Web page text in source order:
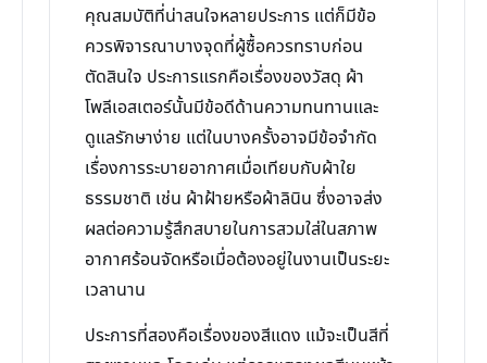
คุณสมบัติที่น่าสนใจหลายประการ แต่ก็มีข้อ
ควรพิจารณาบางจุดที่ผู้ซื้อควรทราบก่อน
ตัดสินใจ ประการแรกคือเรื่องของวัสดุ ผ้า
โพลีเอสเตอร์นั้นมีข้อดีด้านความทนทานและ
ดูแลรักษาง่าย แต่ในบางครั้งอาจมีข้อจำกัด
เรื่องการระบายอากาศเมื่อเทียบกับผ้าใย
ธรรมชาติ เช่น ผ้าฝ้ายหรือผ้าลินิน ซึ่งอาจส่ง
ผลต่อความรู้สึกสบายในการสวมใส่ในสภาพ
อากาศร้อนจัดหรือเมื่อต้องอยู่ในงานเป็นระยะ
เวลานาน
ประการที่สองคือเรื่องของสีแดง แม้จะเป็นสีที่